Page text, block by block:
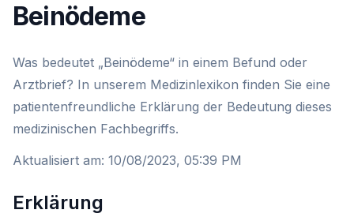
Beinödeme
Was bedeutet „Beinödeme“ in einem Befund oder
Arztbrief? In unserem Medizinlexikon finden Sie eine
patientenfreundliche Erklärung der Bedeutung dieses
medizinischen Fachbegriffs.
Aktualisiert am: 10/08/2023, 05:39 PM
Erklärung